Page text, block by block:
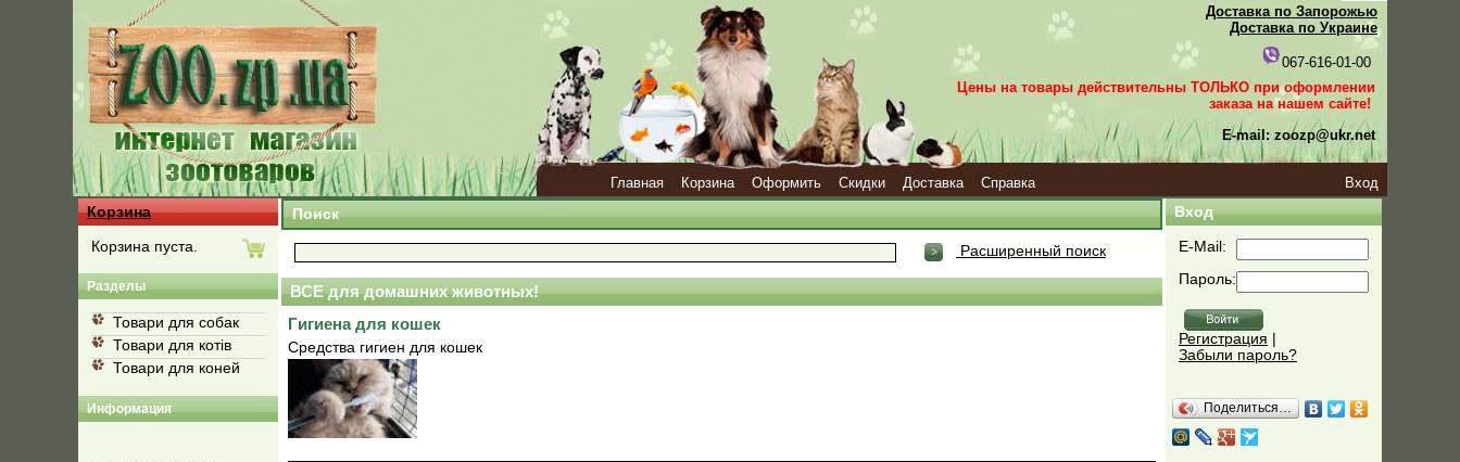
Доставка по Запорожью
Доставка по Украине
067-616-01-00
Цены на товары действительны ТОЛЬКО при оформлении
заказа на нашем сайте!
E-mail: zoozp@ukr.net
Главная Корзина Оформить Скидки Доставка Справка
Вход
Корзина
Корзина пуста.
Разделы
Товари для собак
Товари для котів
Товари для коней
Информация
Поиск
Расширенный поиск
ВСЕ для домашних животных!
Гигиена для кошек
Средства гигиен для кошек
Вход
E-Mail:
Пароль:
Регистрация
Забыли пароль?
Поделиться…